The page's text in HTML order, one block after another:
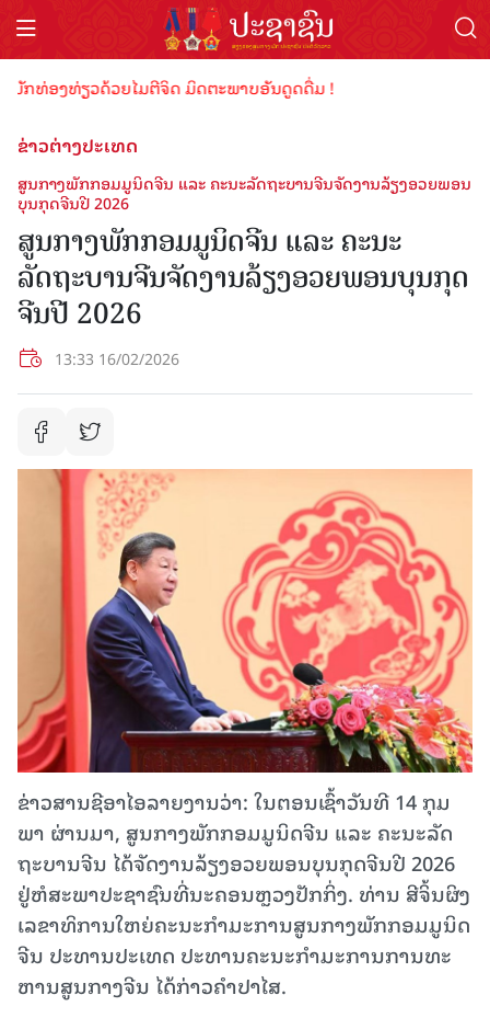
ທ່ອງທ່ຽວດ້ວຍໄມຕີຈິດ ມິດຕະພາບອັນດູດດື່ມ !
ຂ່າວຕ່າງປະເທດ
ສູນກາງພັກກອມມູນິດຈີນ ແລະ ຄະນະລັດຖະບານຈີນຈັດງານລ້ຽງອວຍພອນ
ບຸນກຸດຈີນປີ 2026
ສູນກາງພັກກອມມູນິດຈີນ ແລະ ຄະນະ
ລັດຖະບານຈີນຈັດງານລ້ຽງອວຍພອນບຸນກຸດ
ຈີນປີ 2026
13:33 16/02/2026
ຂ່າວສານຊີອາໄອລາຍງານວ່າ: ໃນຕອນ​ເຊົ້າ​ວັນ​ທີ 14 ກຸມ​
ພາ​ ຜ່ານມາ, ສູນ​ກາງ​ພັກ​ກອມ​ມູ​ນິດ​ຈີນ ແລະ ຄະ​ນະ​ລັດ​
ຖະ​ບານ​ຈີນ ໄດ້​ຈັດ​ງານ​ລ້ຽງ​ອວຍ​ພອນ​ບຸນ​ກຸດ​ຈີນ​ປີ 2026
ຢູ່​ຫໍ​ສະ​ພາ​ປະ​ຊາ​ຊົນ​ທີ່​ນະ​ຄອນຫຼວງ​ປັກ​ກິ່ງ. ທ່ານ ​ສີ​ຈິ້ນ​ຜິງ
ເລ​ຂາ​ທິ​ການ​ໃຫຍ່​ຄະ​ນະ​ກຳ​ມະ​ການ​ສູນ​ກາງ​ພັກ​ກອມ​ມູ​ນິດ​
ຈີນ ປະ​ທານ​ປະ​ເທດ ປະ​ທານ​ຄະ​ນະ​ກຳ​ມະ​ການ​ການ​ທະ​
ຫານ​ສູນ​ກາງ​ຈີນ ໄດ້​ກ່າວ​ຄຳ​ປາ​ໄສ.